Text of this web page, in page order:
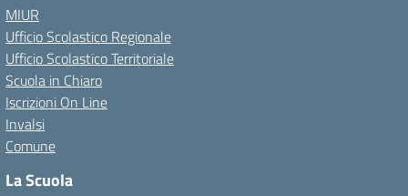
MIUR
Ufficio Scolastico Regionale
Ufficio Scolastico Territoriale
Scuola in Chiaro
Iscrizioni On Line
Invalsi
Comune
La Scuola